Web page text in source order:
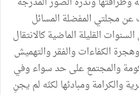
مجلتي المفضلة المسائل
القليلة الماضية كالانتقال
الكفاءات والفقر والتهميش
والمجتمع على حد سواء وفي
والكرامة ومبادئها لكنّه لم يجنِ